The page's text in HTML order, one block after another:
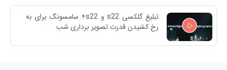
تبلیغ گلکسی s22 و s22+ سامسونگ برای به
رخ کشیدن قدرت تصویر برداری شب